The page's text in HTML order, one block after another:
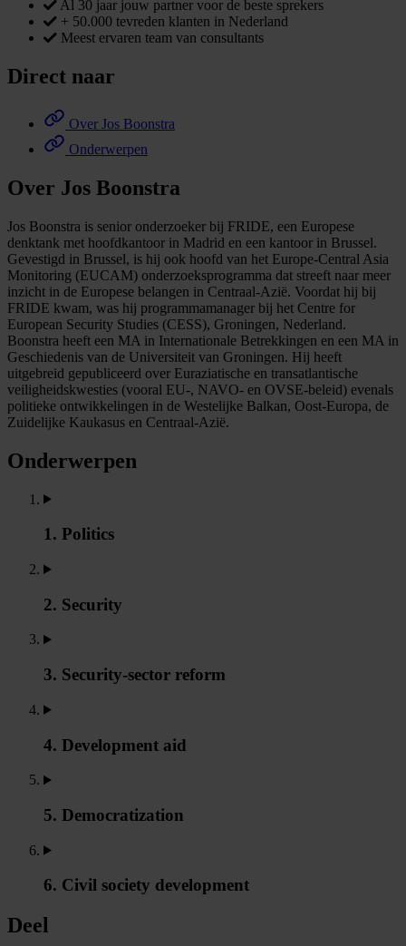
Al 30 jaar jouw partner voor de beste sprekers
+ 50.000 tevreden klanten in Nederland
Meest ervaren team van consultants
Direct naar
Over Jos Boonstra
Onderwerpen
Over Jos Boonstra
Jos Boonstra is senior onderzoeker bij FRIDE, een Europese
denktank met hoofdkantoor in Madrid en een kantoor in Brussel.
Gevestigd in Brussel, is hij ook hoofd van het Europe-Central Asia
Monitoring (EUCAM) onderzoeksprogramma dat streeft naar meer
inzicht in de Europese belangen in Centraal-Azië. Voordat hij bij
FRIDE kwam, was hij programmamanager bij het Centre for
European Security Studies (CESS), Groningen, Nederland.
Boonstra heeft een MA in Internationale Betrekkingen en een MA in
Geschiedenis van de Universiteit van Groningen. Hij heeft
uitgebreid gepubliceerd over Euraziatische en transatlantische
veiligheidskwesties (vooral EU-, NAVO- en OVSE-beleid) evenals
politieke ontwikkelingen in de Westelijke Balkan, Oost-Europa, de
Zuidelijke Kaukasus en Centraal-Azië.
Onderwerpen
1. Politics
2. Security
3. Security-sector reform
4. Development aid
5. Democratization
6. Civil society development
Deel